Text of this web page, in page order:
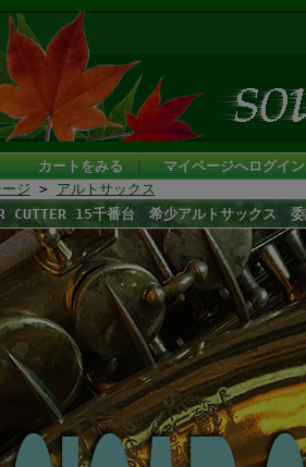
カートをみる｜ マイページへログイン
ジ > アルトサックス
CUTTER 15千番台 希少アルトサックス